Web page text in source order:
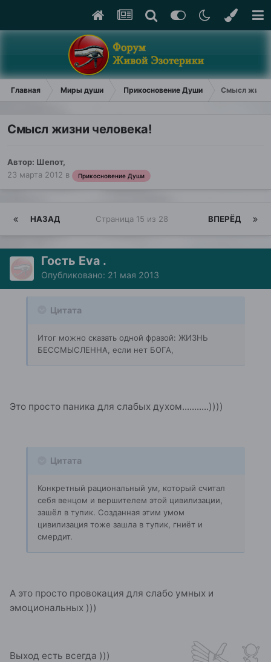
Главная Миры души Прикосновение Души Смысл жизни
Смысл жизни человека!
Автор: Шепот,
23 марта 2012 в Прикосновение Души
НАЗАД ВПЕРЁД
Страница 15 из 28
Гость Eva .
Опубликовано: 21 мая 2013
Цитата
Итог можно сказать одной фразой: ЖИЗНЬ
БЕССМЫСЛЕННА, если нет БОГА,
Это просто паника для слабых духом...........))))
Цитата
Конкретный рациональный ум, который считал
себя венцом и вершителем этой цивилизации,
зашёл в тупик. Созданная этим умом
цивилизация тоже зашла в тупик, гниёт и
смердит.
А это просто провокация для слабо умных и
эмоциональных )))
Выход есть всегда )))